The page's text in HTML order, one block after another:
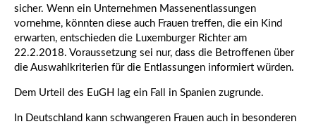
sicher. Wenn ein Unternehmen Massenentlassungen
vornehme, könnten diese auch Frauen treffen, die ein Kind
erwarten, entschieden die Luxemburger Richter am
22.2.2018. Voraussetzung sei nur, dass die Betroffenen über
die Auswahlkriterien für die Entlassungen informiert würden.
Dem Urteil des EuGH lag ein Fall in Spanien zugrunde.
In Deutschland kann schwangeren Frauen auch in besonderen